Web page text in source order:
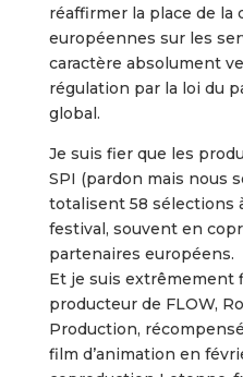
réaffirmer la place de
européennes sur les
caractère absolument
régulation par la loi du
global.
Je suis fier que les
SPI (pardon mais nous
totalisent 58 sélections
festival, souvent en
partenaires européens.
Et je suis extrêmement
producteur de FLOW,
Production,
film d’animation en